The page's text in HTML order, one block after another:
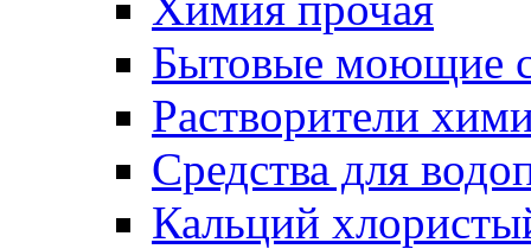
Бытовые моющие
Растворители
Средства для
Кальций